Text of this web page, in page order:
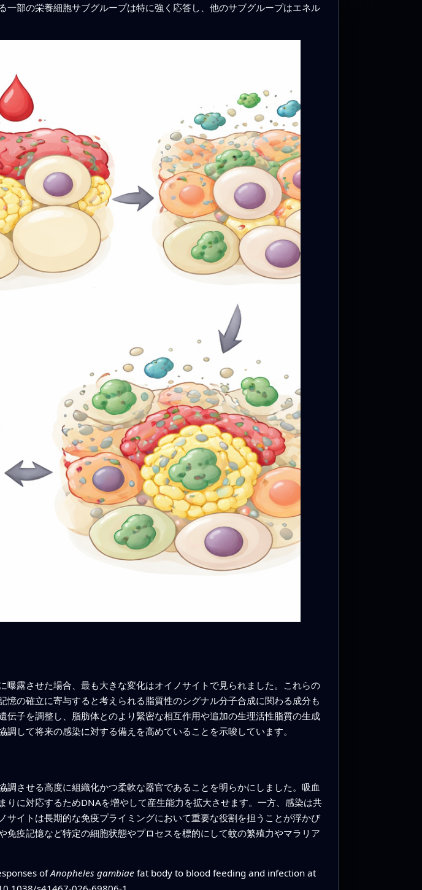
部の栄養細胞サブグループは特に強く応答し、他のサブグループはエネル
露させた場合、最も大きな変化はオイノサイトで見られました。これらの
の確立に寄与すると考えられる脂質性のシグナル分子合成に関わる成分も
子を調整し、脂肪体とのより緊密な相互作用や追加の生理活性脂質の生成
して将来の感染に対する備えを高めていることを示唆しています。
させる高度に組織化かつ柔軟な器官であることを明らかにしました。吸血
に対応するためDNAを増やして産生能力を拡大させます。一方、感染は共
イトは長期的な免疫プライミングにおいて重要な役割を担うことが浮かび
疫記憶など特定の細胞状態やプロセスを標的にして蚊の繁殖力やマラリア
ofAnopheles gambiae fat body to blood feeding and infection at